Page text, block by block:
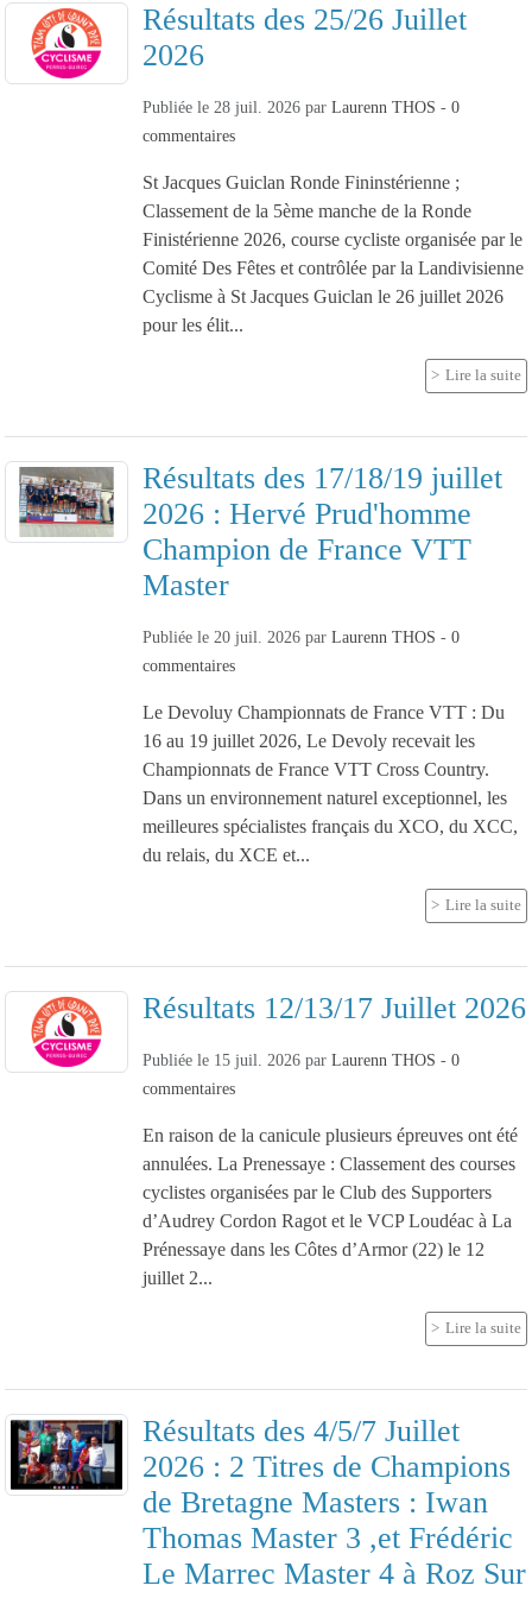
Résultats des 25/26 Juillet
2026
Publiée le 28 juil. 2026 par Laurenn THOS - 0
commentaires
St Jacques Guiclan Ronde Fininstérienne ;
Classement de la 5ème manche de la Ronde
Finistérienne 2026, course cycliste organisée par le
Comité Des Fêtes et contrôlée par la Landivisienne
Cyclisme à St Jacques Guiclan le 26 juillet 2026
pour les élit...
Lire la suite
Résultats des 17/18/19 juillet
2026 : Hervé Prud'homme
Champion de France VTT
Master
Publiée le 20 juil. 2026 par Laurenn THOS - 0
commentaires
Le Devoluy Championnats de France VTT : Du
16 au 19 juillet 2026, Le Devoly recevait les
Championnats de France VTT Cross Country.
Dans un environnement naturel exceptionnel, les
meilleures spécialistes français du XCO, du XCC,
du relais, du XCE et...
Lire la suite
Résultats 12/13/17 Juillet 2026
Publiée le 15 juil. 2026 par Laurenn THOS - 0
commentaires
En raison de la canicule plusieurs épreuves ont été
annulées. La Prenessaye : Classement des courses
cyclistes organisées par le Club des Supporters
d’Audrey Cordon Ragot et le VCP Loudéac à La
Prénessaye dans les Côtes d’Armor (22) le 12
juillet 2...
Lire la suite
Résultats des 4/5/7 Juillet
2026 : 2 Titres de Champions
de Bretagne Masters : Iwan
Thomas Master 3 ,et Frédéric
Le Marrec Master 4 à Roz Sur